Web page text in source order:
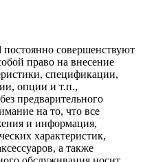
совершенствуют
право на внесение
спецификации,
опции и т.п.,
предварительного
на то, что все
и информация,
характеристик,
а также